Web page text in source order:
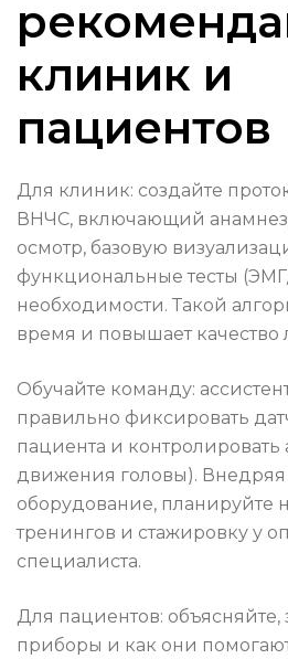
клиник и
пациентов
Для клиник: создайте
ВНЧС, включающий
осмотр, базовую
функциональные тесты
необходимости. Такой
время и повышает качество
Обучайте команду:
правильно фиксировать
пациента и
движения головы). Внедряя
оборудование, планируйте
тренингов и стажировку у
специалиста.
Для пациентов:
приборы и как они